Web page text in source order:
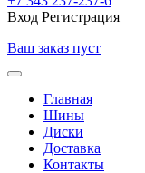
Вход Регистрация
Ваш заказ пуст
Главная
Шины
Диски
Доставка
Контакты